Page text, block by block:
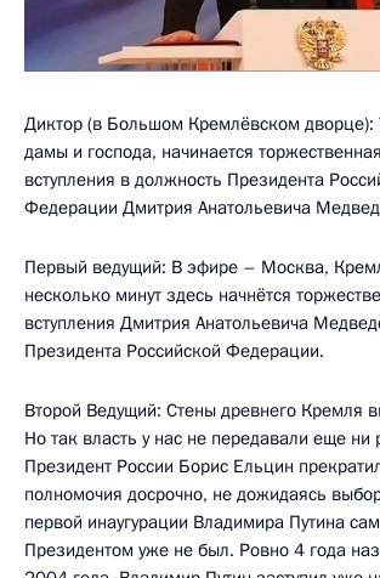
Диктор (в Большом Кремлёвском
дамы и господа, начинается
вступления в должность Президента
Федерации Дмитрия Анатольевича
Первый ведущий: В эфире – Москва,
несколько минут здесь начнётся
вступления Дмитрия Анатольевича
Президента Российской Федерации.
Второй Ведущий: Стены древнего Кремля
Но так власть у нас не передавали еще ни
Президент России Борис Ельцин
полномочия досрочно, не дожидаясь
первой инаугурации Владимира Путина
Президентом уже не был. Ровно 4 года